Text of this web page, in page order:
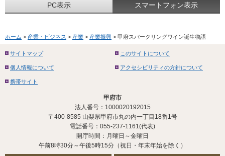
PC表示 スマートフォン表示
ホーム > 産業・ビジネス > 産業 > 産業振興 > 甲府スパークリングワイン誕生物語
サイトマップ このサイトについて
個人情報について アクセシビリティの方針について
携帯サイト
甲府市
法人番号：1000020192015
〒400-8585 山梨県甲府市丸の内一丁目18番1号
電話番号：055-237-1161(代表)
開庁時間：月曜日～金曜日
午前8時30分～午後5時15分（祝日・年末年始を除く）